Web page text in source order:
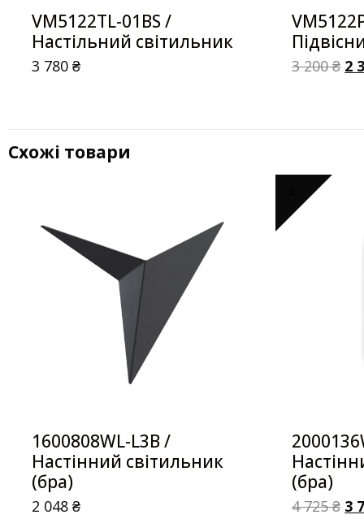
VM5122TL-01BS /
Настільний світильник
3 780₴ 3 200₴ 2
Схожі товари
1600808WL-L3B /
Настінний світильник
(бра)
2 048₴
(бра)
4 725₴ 3